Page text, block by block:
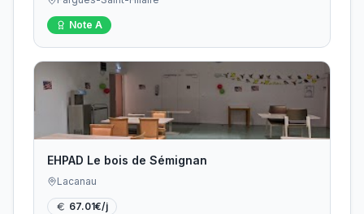
Note A
EHPAD Le bois de Sémignan
Lacanau
67.01€/j